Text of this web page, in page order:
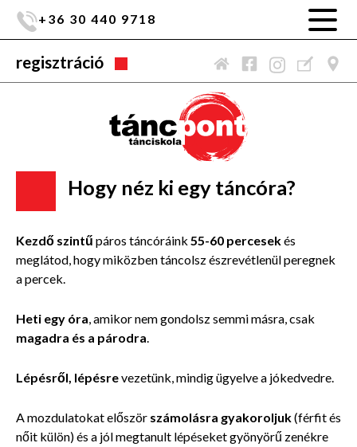
+36 30 440 9718
regisztráció
Hogy néz ki egy táncóra?
Kezdő szintű páros táncóráink 55-60 percesekés
meglátod, hogy miközben táncolsz észrevétlenül peregnek
a percek.
Heti egy óra, amikor nem gondolsz semmi másra, csak
magadra és a párodra.
Lépésről, lépésrevezetünk, mindig ügyelve a jókedvedre.
A mozdulatokat először számolásra gyakoroljuk(férfit és
nőit külön) és a jól megtanult lépéseket gyönyörű zenékre